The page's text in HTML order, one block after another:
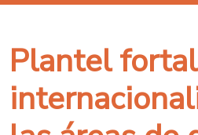
Plantel